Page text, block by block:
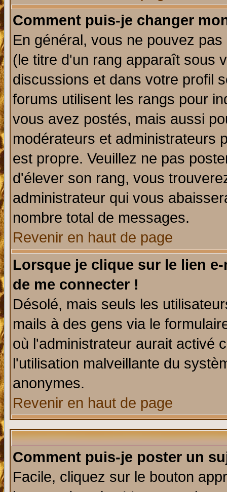
Comment puis-je changer
En général, vous ne pouvez
(le titre d'un rang apparaît sous
discussions et dans votre profil
forums utilisent les rangs pour
vous avez postés, mais aussi
modérateurs et administrateurs
est propre. Veuillez ne pas
d'élever son rang, vous
administrateur qui vous
nombre total de messages.
Revenir en haut de page
Lorsque je clique sur le lien
de me connecter !
Désolé, mais seuls les
mails à des gens via le
où l'administrateur aurait activé
l'utilisation malveillante du
anonymes.
Revenir en haut de page
Comment puis-je poster un
Facile, cliquez sur le bouton